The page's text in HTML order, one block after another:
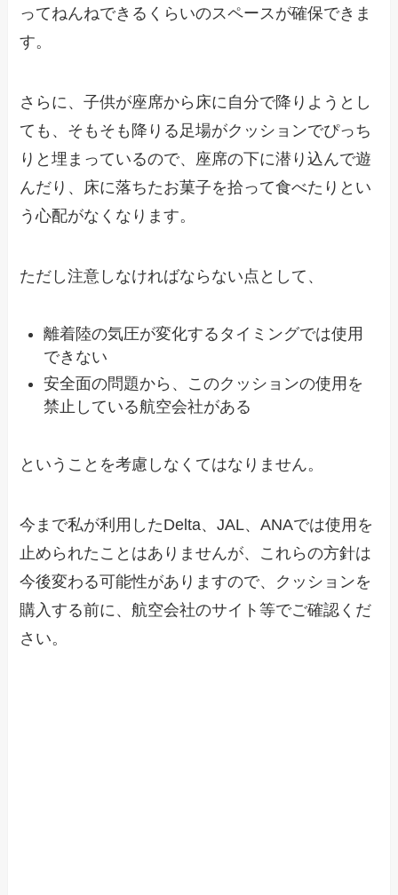
ってねんねできるくらいのスペースが確保できま
す。
さらに、子供が座席から床に自分で降りようとし
ても、そもそも降りる足場がクッションでぴっち
りと埋まっているので、座席の下に潜り込んで遊
んだり、床に落ちたお菓子を拾って食べたりとい
う心配がなくなります。
ただし注意しなければならない点として、
離着陸の気圧が変化するタイミングでは使用
できない
安全面の問題から、このクッションの使用を
禁止している航空会社がある
ということを考慮しなくてはなりません。
今まで私が利用したDelta、JAL、ANAでは使用を
止められたことはありませんが、これらの方針は
今後変わる可能性がありますので、クッションを
購入する前に、航空会社のサイト等でご確認くだ
さい。